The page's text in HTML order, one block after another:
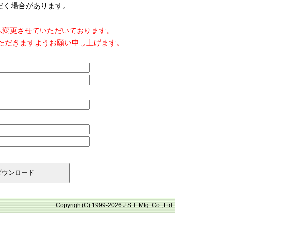
場合があります。
更させていただいております。
きますようお願い申し上げます。
Copyright(C) 1999-2026 J.S.T. Mfg. Co., Ltd.